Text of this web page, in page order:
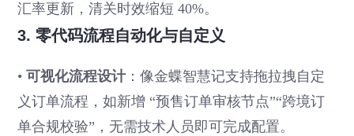
汇率更新，清关时效缩短 40%。
3. 零代码流程自动化与自定义
•可视化流程设计：像金蝶智慧记支持拖拉拽自定
义订单流程，如新增 “预售订单审核节点”“跨境订
单合规校验”，无需技术人员即可完成配置。